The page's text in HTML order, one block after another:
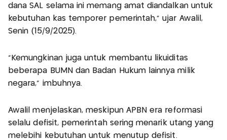
dana SAL selama ini memang amat diandalkan untuk
kebutuhan kas temporer pemerintah," ujar Awalil,
Senin (15/9/2025).
"Kemungkinan juga untuk membantu likuiditas
beberapa BUMN dan Badan Hukum lainnya milik
negara," imbuhnya.
Awalil menjelaskan, meskipun APBN era reformasi
selalu defisit, pemerintah sering menarik utang yang
melebihi kebutuhan untuk menutup defisit.